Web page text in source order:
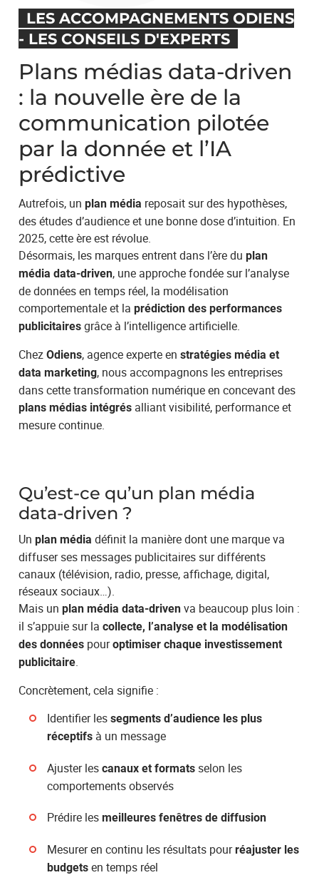
LES ACCOMPAGNEMENTS ODIENS
- LES CONSEILS D'EXPERTS
Plans médias data-driven
: la nouvelle ère de la
communication pilotée
par la donnée et l’IA
prédictive
Autrefois, unplan média reposait sur des hypothèses,
des études d’audience et une bonne dose d’intuition. En
2025, cette ère est révolue.
Désormais, les marques entrent dans l’ère duplan
média data-driven, une approche fondée sur l’analyse
de données en temps réel, la modélisation
comportementale et laprédiction des performances
publicitaires grâce à l’intelligence artificielle.
ChezOdiens, agence experte enstratégies média et
data marketing, nous accompagnons les entreprises
dans cette transformation numérique en concevant des
plans médias intégrés alliant visibilité, performance et
mesure continue.
Qu’est-ce qu’un plan média
data-driven ?
Unplan média définit la manière dont une marque va
diffuser ses messages publicitaires sur différents
canaux (télévision, radio, presse, affichage, digital,
réseaux sociaux…).
Mais unplan média data-driven va beaucoup plus loin :
il s’appuie sur lacollecte, l’analyse et la modélisation
des données pouroptimiser chaque investissement
publicitaire.
Concrètement, cela signifie :
Identifier lessegments d’audience les plus
réceptifs à un message
Ajuster lescanaux et formats selon les
comportements observés
Prédire lesmeilleures fenêtres de diffusion
Mesurer en continu les résultats pourréajuster les
budgets en temps réel